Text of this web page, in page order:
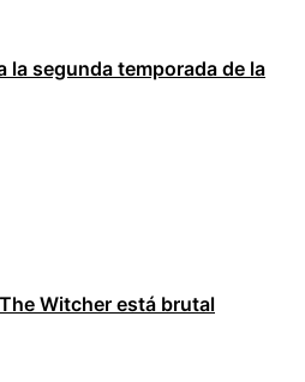
la segunda temporada de la
Witcher está brutal